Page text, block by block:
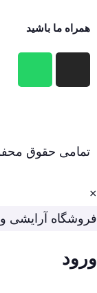
همراه ما باشید
تمامی حقوق
×
فروشگاه آرایشی
ورود